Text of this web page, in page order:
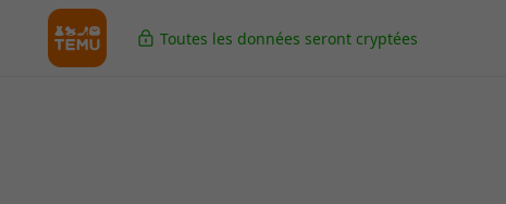
Toutes les données seront cryptées